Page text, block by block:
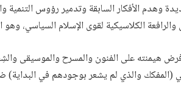
وهدم الأفكار السابقة وتدمير رؤوس التنمية
الكلاسيكية لقوى الإسلام السياسي، وهو
هيمنته على الفنون والمسرح والموسيقى
(المفكك والذي لم يشعر بوجودهم في البداية)